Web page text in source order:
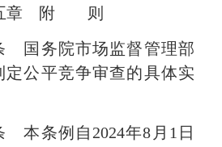
章 附 则
务院市场监督管理部
定公平竞争审查的具体实
条例自2024年8月1日